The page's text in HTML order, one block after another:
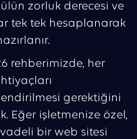
zorluk derecesi ve
tek tek hesaplanarak
rehberimizde, her
gerektiğini
Eğer işletmenize özel,
bir web sitesi